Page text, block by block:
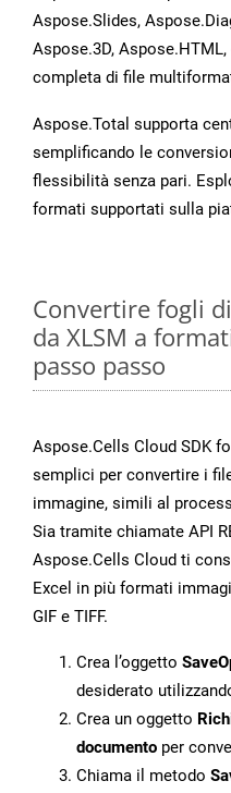
Aspose.Slides,
Aspose.3D,
completa di file
Aspose.Total supporta
semplificando le
flessibilità senza pari.
formati supportati sulla
Convertire fogli
da XLSM a
passo passo
Aspose.Cells Cloud SDK
semplici per convertire i
immagine, simili al
Sia tramite chiamate API
Aspose.Cells Cloud ti
Excel in più formati
GIF e TIFF.
Crea l’oggetto
desiderato
Crea un oggetto
documento per
Chiama il metodo